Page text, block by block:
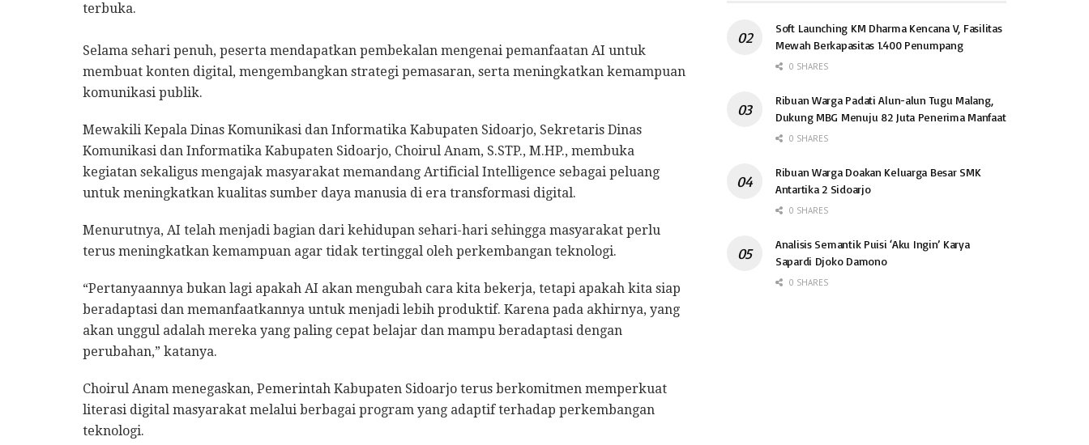
terbuka.
Selama sehari penuh, peserta mendapatkan pembekalan mengenai pemanfaatan AI untuk
membuat konten digital, mengembangkan strategi pemasaran, serta meningkatkan kemampuan
komunikasi publik.
Mewakili Kepala Dinas Komunikasi dan Informatika Kabupaten Sidoarjo, Sekretaris Dinas
Komunikasi dan Informatika Kabupaten Sidoarjo, Choirul Anam, S.STP., M.HP., membuka
kegiatan sekaligus mengajak masyarakat memandang Artificial Intelligence sebagai peluang
untuk meningkatkan kualitas sumber daya manusia di era transformasi digital.
Menurutnya, AI telah menjadi bagian dari kehidupan sehari-hari sehingga masyarakat perlu
terus meningkatkan kemampuan agar tidak tertinggal oleh perkembangan teknologi.
“Pertanyaannya bukan lagi apakah AI akan mengubah cara kita bekerja, tetapi apakah kita siap
beradaptasi dan memanfaatkannya untuk menjadi lebih produktif. Karena pada akhirnya, yang
akan unggul adalah mereka yang paling cepat belajar dan mampu beradaptasi dengan
perubahan,” katanya.
Choirul Anam menegaskan, Pemerintah Kabupaten Sidoarjo terus berkomitmen memperkuat
literasi digital masyarakat melalui berbagai program yang adaptif terhadap perkembangan
teknologi.
Soft Launching KM Dharma Kencana V, Fasilitas
Mewah Berkapasitas 1.400 Penumpang
0 SHARES
Ribuan Warga Padati Alun-alun Tugu Malang,
Dukung MBG Menuju 82 Juta Penerima Manfaat
0 SHARES
Ribuan Warga Doakan Keluarga Besar SMK
Antartika 2 Sidoarjo
0 SHARES
Analisis Semantik Puisi ‘Aku Ingin’ Karya
Sapardi Djoko Damono
0 SHARES